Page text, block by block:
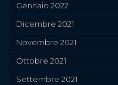
Gennaio 2022
Dicembre 2021
Novembre 2021
Ottobre 2021
Settembre 2021